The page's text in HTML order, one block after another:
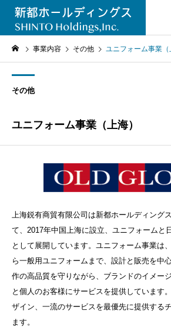
事業内容 その他 ユニフォーム事業（
その他
ユニフォーム事業（上海）
上海鋭有商貿有限公司は新都ホールディング
て、2017年中国上海に設立、ユニフォームと
として展開しています。ユニフォーム事業は
ら一般用ユニフォームまで、設計と販売を中
作の高品質を守りながら、ブランドのイメー
と個人のお客様にサービスを提供しています
ザイン、一流のサービスを最優先に提供する
ます。